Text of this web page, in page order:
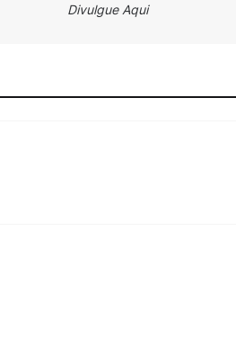
Divulgue Aqui